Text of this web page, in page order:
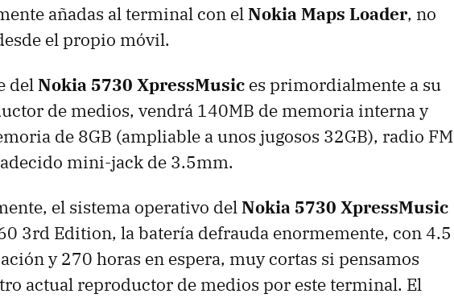
añadas al terminal con elNokia Maps Loader, no
el propio móvil.
delNokia 5730 XpressMusic es primordialmente a su
de medios, vendrá 140MB de memoria interna y
de 8GB (ampliable a unos jugosos 32GB), radio FM
mini-jack de 3.5mm.
el sistema operativo delNokia 5730 XpressMusic
3rd Edition, la batería defrauda enormemente, con 4.5
y 270 horas en espera, muy cortas si pensamos
actual reproductor de medios por este terminal. El